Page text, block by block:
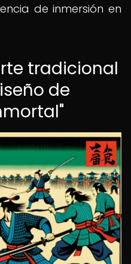
de inmersión en
tradicional
de